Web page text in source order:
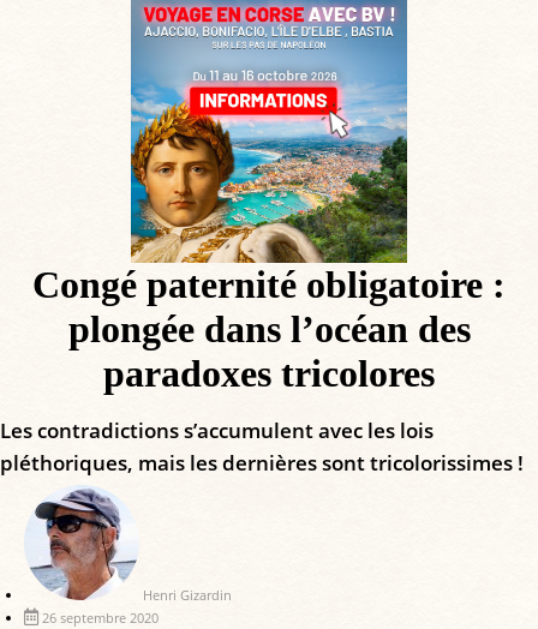
Congé paternité obligatoire :
plongée dans l’océan des
paradoxes tricolores
Les contradictions s’accumulent avec les lois
pléthoriques, mais les dernières sont tricolorissimes !
Henri Gizardin
26 septembre 2020